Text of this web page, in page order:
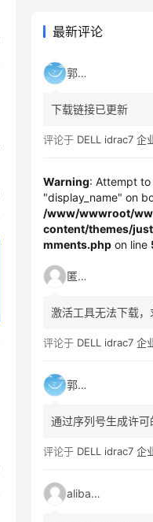
最新评论
郭靖
下载链接已更新
评论于 DELL idrac7 企
Warning: Attempt
"display_name" on
/www/wwwroot/
content/themes/
mments.php on line
匿名
激活工具无法下载
评论于 DELL idrac7 企
郭靖
通过序列号生成许
评论于 DELL idrac7 企
alibaba